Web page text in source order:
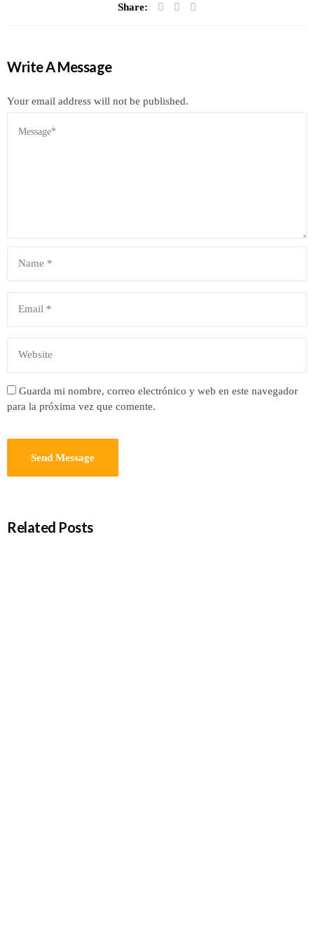
Share:
Write A Message
Your email address will not be published.
Guarda mi nombre, correo electrónico y web en este navegador
para la próxima vez que comente.
Related Posts